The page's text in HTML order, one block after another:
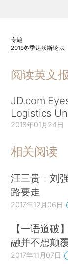
专题
2018冬季达沃斯论坛
阅读英文
JD.com
Logistics
2018年01月24日
相关阅读
汪三贵：刘
路要走
2017年12月06日
【一语道破
融并不想颠
2017年11月07日